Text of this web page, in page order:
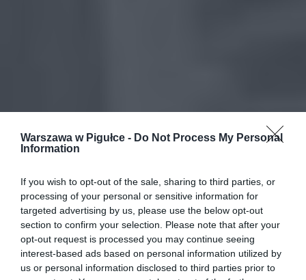
Warszawa w Pigułce - Do Not Process My Personal
Information
If you wish to opt-out of the sale, sharing to third parties, or
processing of your personal or sensitive information for
targeted advertising by us, please use the below opt-out
section to confirm your selection. Please note that after your
opt-out request is processed you may continue seeing
interest-based ads based on personal information utilized by
us or personal information disclosed to third parties prior to